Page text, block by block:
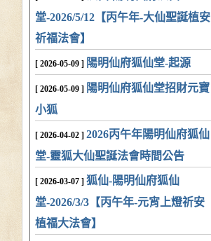
堂-2026/5/12【丙午年-大仙聖誕植安
祈福法會】
[ 2026-05-09 ] 陽明仙府狐仙堂-起源
[ 2026-05-09 ] 陽明仙府狐仙堂招財元寶
小狐
[ 2026-04-02 ] 2026丙午年陽明仙府狐仙
堂-靈狐大仙聖誕法會時間公告
[ 2026-03-07 ] 狐仙-陽明仙府狐仙
堂-2026/3/3【丙午年-元宵上燈祈安
植福大法會】